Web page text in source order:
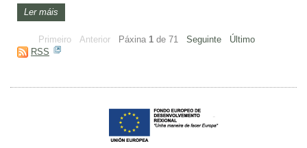
Ler máis
Primeiro Anterior Páxina 1 de 71 Seguinte
Último
RSS